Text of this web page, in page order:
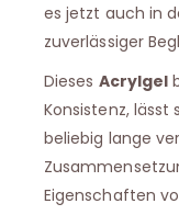
es jetzt auch in
zuverlässiger
Dieses Acrylgel
Konsistenz,
beliebig lange
Eigenschaften